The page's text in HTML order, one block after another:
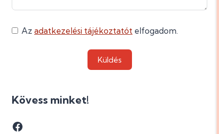
Az adatkezelési tájékoztatót elfogadom.
Küldés
Kövess minket!
Facebook